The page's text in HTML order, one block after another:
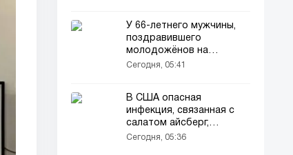
У 66-летнего мужчины,
поздравившего
молодожёнов на
свадьбе, возбудили
Сегодня, 05:41
В США опасная
инфекция, связанная с
салатом айсберг,
распространилась на 15
Сегодня, 05:36